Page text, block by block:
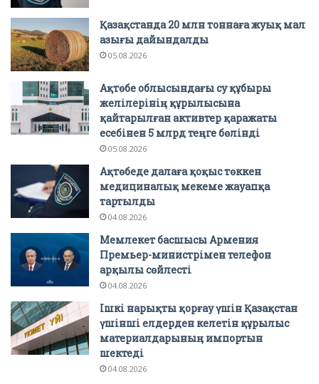
Қазақстанда 20 млн тоннаға жуық мал
азығы дайындалды
05.08.2026
Ақтөбе облысындағы су құбыры
желілерінің құрылысына
қайтарылған активтер қаражаты
есебінен 5 млрд теңге бөлінді
05.08.2026
Ақтөбеде далаға қоқыс төккен
медициналық мекеме жауапқа
тартылды
04.08.2026
Мемлекет басшысы Армения
Премьер-министрімен телефон
арқылы сөйлесті
04.08.2026
Ішкі нарықты қорғау үшін Қазақстан
үшінші елдерден келетін құрылыс
материалдарының импортын
шектеді
04.08.2026